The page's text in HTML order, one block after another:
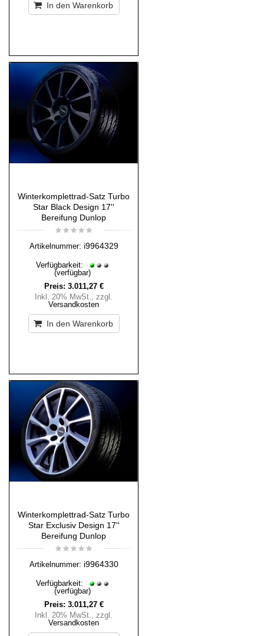
In den Warenkorb
Winterkomplettrad-Satz Turbo
Star Black Design 17''
Bereifung Dunlop
Artikelnummer: i9964329
Verfügbarkeit:
(verfügbar)
Preis: 3.011,27 €
Inkl. 20% MwSt., zzgl.
Versandkosten
In den Warenkorb
Winterkomplettrad-Satz Turbo
Star Exclusiv Design 17''
Bereifung Dunlop
Artikelnummer: i9964330
Verfügbarkeit:
(verfügbar)
Preis: 3.011,27 €
Inkl. 20% MwSt., zzgl.
Versandkosten